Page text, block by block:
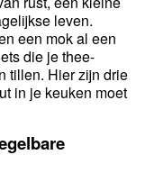
leven.
een mok al een
die je thee-
tillen. Hier zijn drie
in je keuken moet